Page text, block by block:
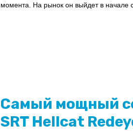
момента. На рынок он выйдет в начале
Самый мощный
SRT Hellcat